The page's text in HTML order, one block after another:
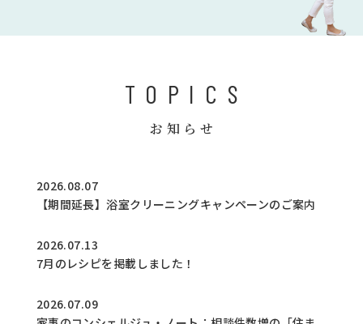
TOPICS
お知らせ
2026.08.07
【期間延長】浴室クリーニングキャンペーンのご案内
2026.07.13
7月のレシピを掲載しました！
2026.07.09